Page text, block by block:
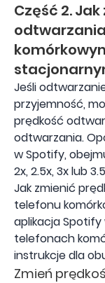
Część 2.
Jeśli
przyjemność,
prędkość
odtwarzania.
w Spotify,
2x, 2.5x, 3x lub
Jak zmienić
telefonu
aplikacja
telefonach
instrukcje dla
Zmień